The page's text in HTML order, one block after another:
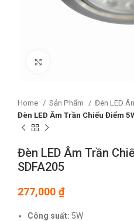
Home Sản Phẩm
Đèn LED
Đèn LED Âm Trần Chiếu Điểm
Đèn LED Âm Trần
SDFA205
277,000 ₫
Công suất: 5W